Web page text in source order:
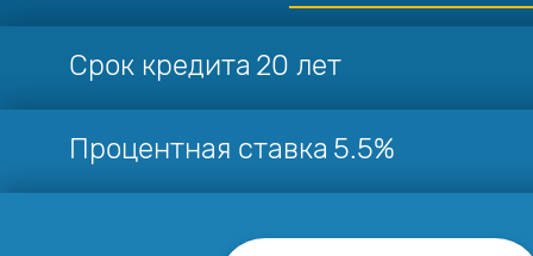
Срок кредита 20 лет
Процентная ставка 5.5%